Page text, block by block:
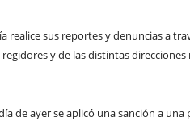
sus reportes y denuncias a
y de las distintas direcciones
de ayer se aplicó una sanción a